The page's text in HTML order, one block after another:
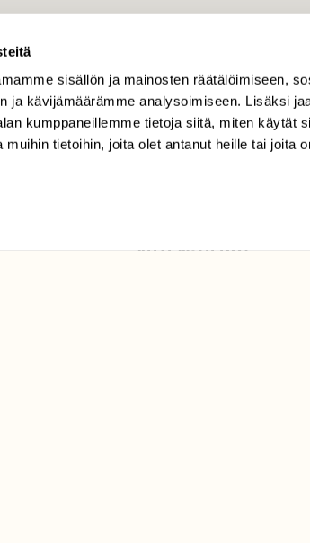
sisällön ja mainosten räätälöimiseen,
ja kävijämäärämme analysoimiseen. Lisäksi
kumppaneillemme tietoja siitä, miten käytät
muihin tietoihin, joita olet antanut heille tai joita
TILAAJAPALVELU
(09) 228 08 210 (arkisin
klo 9-15)
Suomen
Luonto/tilaajapalvelu
YHTEYSTIEDOT